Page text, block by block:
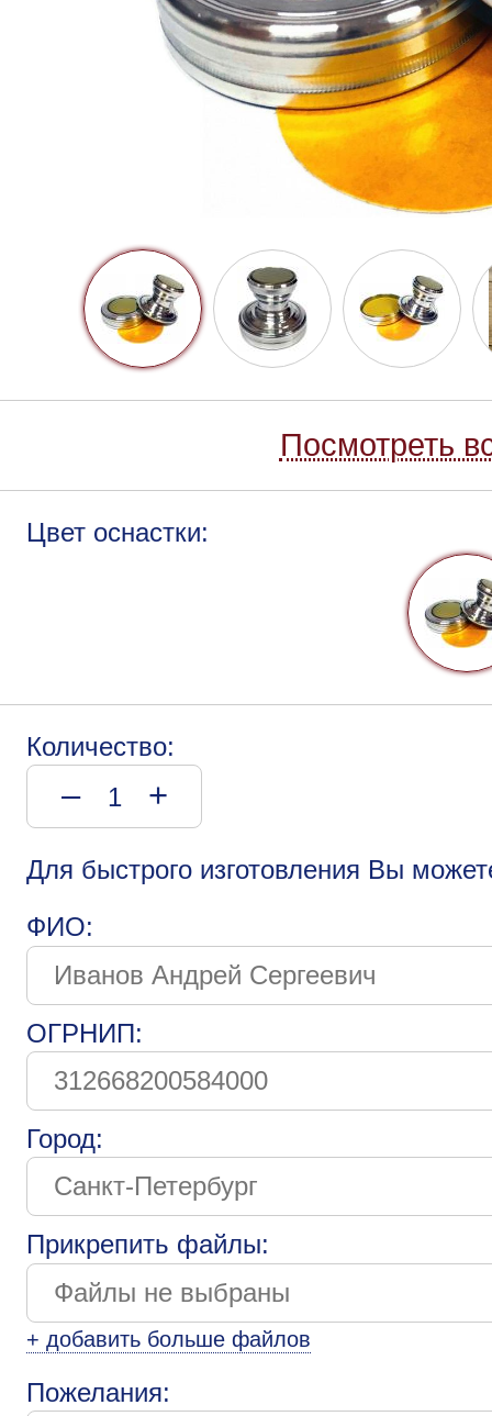
Посмотреть
Цвет оснастки:
Количество:
– +
Для быстрого изготовления Вы
ФИО:
ОГРНИП:
Город:
Прикрепить файлы:
+ добавить больше файлов
Пожелания: